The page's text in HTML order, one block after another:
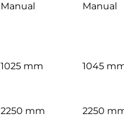
Manual Manual
1025 mm 1045
2250 mm 2250